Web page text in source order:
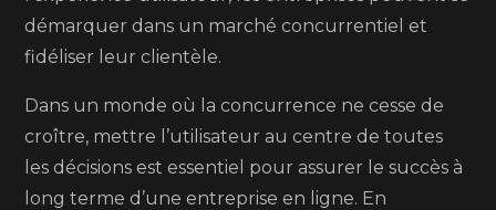
démarquer dans un marché concurrentiel et
fidéliser leur clientèle.
Dans un monde où la concurrence ne cesse de
croître, mettre l’utilisateur au centre de toutes
les décisions est essentiel pour assurer le succès à
long terme d’une entreprise en ligne. En